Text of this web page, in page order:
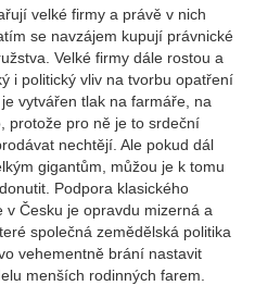
velké firmy a právě v nich
se navzájem kupují právnické
Velké firmy dále rostou a
i politický vliv na tvorbu opatření
vytvářen tlak na farmáře, na
protože pro ně je to srdeční
nechtějí. Ale pokud dál
gigantům, můžou je k tomu
Podpora klasického
Česku je opravdu mizerná a
společná zemědělská politika
vehementně brání nastavit
menších rodinných farem.